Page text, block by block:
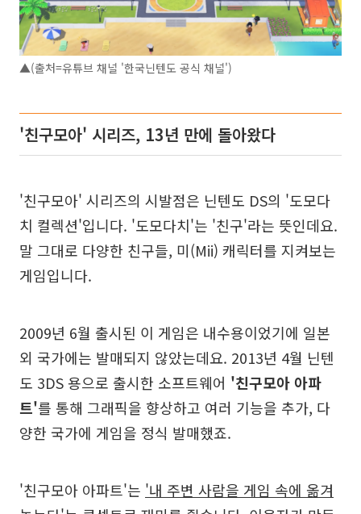
▲(출처=유튜브 채널 '한국닌텐도 공식 채널')
'친구모아' 시리즈, 13년 만에 돌아왔다
'친구모아' 시리즈의 시발점은 닌텐도 DS의 '도모다
치 컬렉션'입니다. '도모다치'는 '친구'라는 뜻인데요.
말 그대로 다양한 친구들, 미(Mii) 캐릭터를 지켜보는
게임입니다.
2009년 6월 출시된 이 게임은 내수용이었기에 일본
외 국가에는 발매되지 않았는데요. 2013년 4월 닌텐
도 3DS 용으로 출시한 소프트웨어 '친구모아 아파
트'를 통해 그래픽을 향상하고 여러 기능을 추가, 다
양한 국가에 게임을 정식 발매했죠.
'친구모아 아파트'는 '내 주변 사람을 게임 속에 옮겨